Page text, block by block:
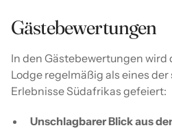
Gästebewertungen
In den Gästebewertungen wird
Lodge regelmäßig als eines
Erlebnisse Südafrikas gefeiert:
Unschlagbarer Blick aus